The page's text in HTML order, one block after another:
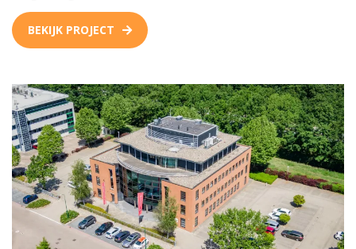
BEKIJK PROJECT